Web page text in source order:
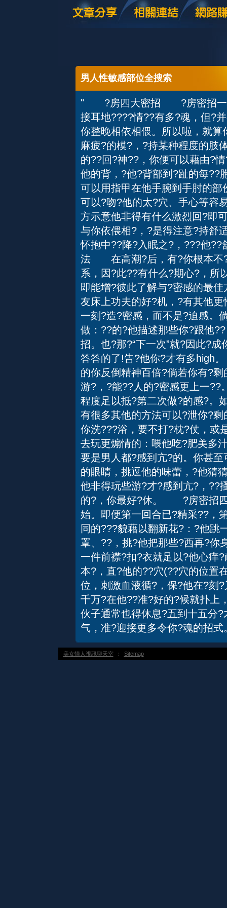
男人性敏感部位全搜索
" ?房四大密招 ?房密招一
接耳地????情??有多?魂，但?
你整晚相依相偎。所以啦，就
麻疲?的模?，?持某种程度的肢
的??回?神??，你便可以藉由?
他的背，?他?背部到?趾的每??
可以用指甲在他手腕到手肘的
可以?吻?他的太?穴、手心等容
方示意他非得有什么激烈回?
与你依偎相?，?是得注意?持舒
怀抱中??降?入眠之?，???他
法 在高潮?后，有?你根本不?
系，因?此??有什么?期心?，所
即能增?彼此了解与?密感的最
友床上功夫的好?机，?有其他
一刻?造?密感，而不是?迫感。
做：??的?他描述那些你?跟他
招。也?那?“下一次”就?因此?
答答的了!告?他你?才有多
的你反倒精神百倍?倘若你有?
游?，?能??人的?密感更上一??
程度足以抵?第二次做?的感?。
有很多其他的方法可以?泄你?
你洗???浴，要不打?枕?仗，或
去玩更煽情的：喂他吃?肥美多
要是男人都?感到亢?的。你甚
的眼睛，挑逗他的味蕾，?他
他非得玩些游?才?感到亢?，??
的?，你最好?休。 ?房密招
始。即便第一回合已?精采??，
同的???貌藉以翻新花?：?他跳
罩、??，挑?他把那些?西再?你
一件前襟?扣?衣就足以?他心痒
本?，直?他的??穴(??穴的位置
位，刺激血液循?，保?他在?
千万?在他??准?好的?候就扑上
伙子通常也得休息?五到十五分
气，准?迎接更多令你?魂的招式
美女情人視訊聊天室 ： Sitemap